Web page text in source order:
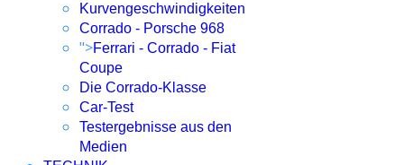
Kurvengeschwindigkeiten
Corrado - Porsche 968
">Ferrari - Corrado - Fiat
Coupe
Die Corrado-Klasse
Car-Test
Testergebnisse aus den
Medien